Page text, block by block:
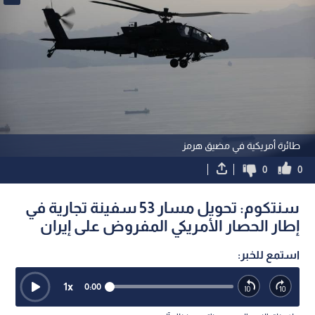
طائرة أمريكية في مضيق هرمز
0
0
سنتكوم: تحويل مسار 53 سفينة تجارية في
إطار الحصار الأمريكي المفروض على إيران
استمع للخبر:
0:00
1x